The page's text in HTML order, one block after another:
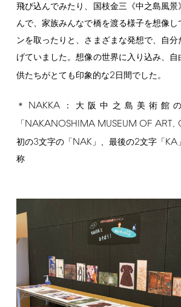
飛び込んでみたり、国枝金三《中之島風
んで、家族みんなで橋を渡る様子を想像し
ンを取ったりと、さまざまな発想で、自
げていました。想像の世界に入り込み、
供たちがとても印象的な2 日間でした。
＊ NAKKA：大阪中之島美術館
「 NAKANOSHIMA MUSEUM OF ART,
初の3文字の「 NAK」、最後の2文字「 KA
称